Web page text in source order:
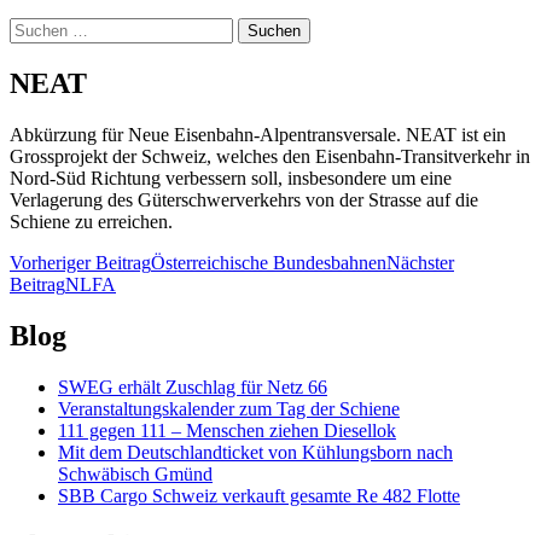
Suchen
nach:
NEAT
Abkürzung für Neue Eisenbahn-Alpentransversale. NEAT ist ein
Grossprojekt der Schweiz, welches den Eisenbahn-Transitverkehr in
Nord-Süd Richtung verbessern soll, insbesondere um eine
Verlagerung des Güterschwerverkehrs von der Strasse auf die
Schiene zu erreichen.
Beitragsnavigation
Vorheriger BeitragÖsterreichische BundesbahnenNächster
BeitragNLFA
Blog
SWEG erhält Zuschlag für Netz 66
Veranstaltungskalender zum Tag der Schiene
111 gegen 111 – Menschen ziehen Diesellok
Mit dem Deutschlandticket von Kühlungsborn nach
Schwäbisch Gmünd
SBB Cargo Schweiz verkauft gesamte Re 482 Flotte